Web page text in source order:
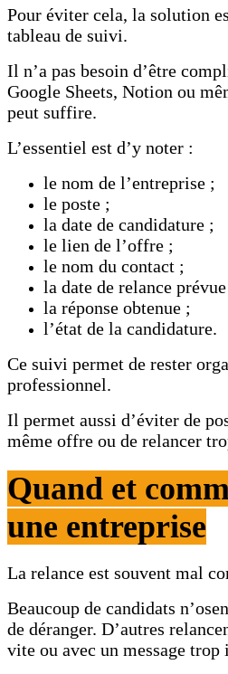
Pour éviter cela, la solution
tableau de suivi.
Il n’a pas besoin d’être
Google Sheets, Notion ou
peut suffire.
L’essentiel est d’y noter :
le nom de l’entreprise ;
le poste ;
la date de candidature ;
le lien de l’offre ;
le nom du contact ;
la date de relance
la réponse obtenue ;
l’état de la candidature.
Ce suivi permet de rester
professionnel.
Il permet aussi d’éviter de
même offre ou de relancer
Quand et
une entreprise
La relance est souvent mal
Beaucoup de candidats
de déranger. D’autres
vite ou avec un message trop